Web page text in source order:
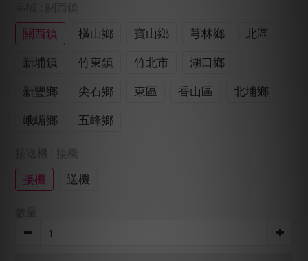
關西鎮 橫山鄉 寶山鄉 芎林鄉
北區
新埔鎮
竹東鎮 竹北市
湖口鄉
新豐鄉
尖石鄉 東區 香山區
北埔鄉
峨嵋鄉
五峰鄉
: 接機
接機 送機